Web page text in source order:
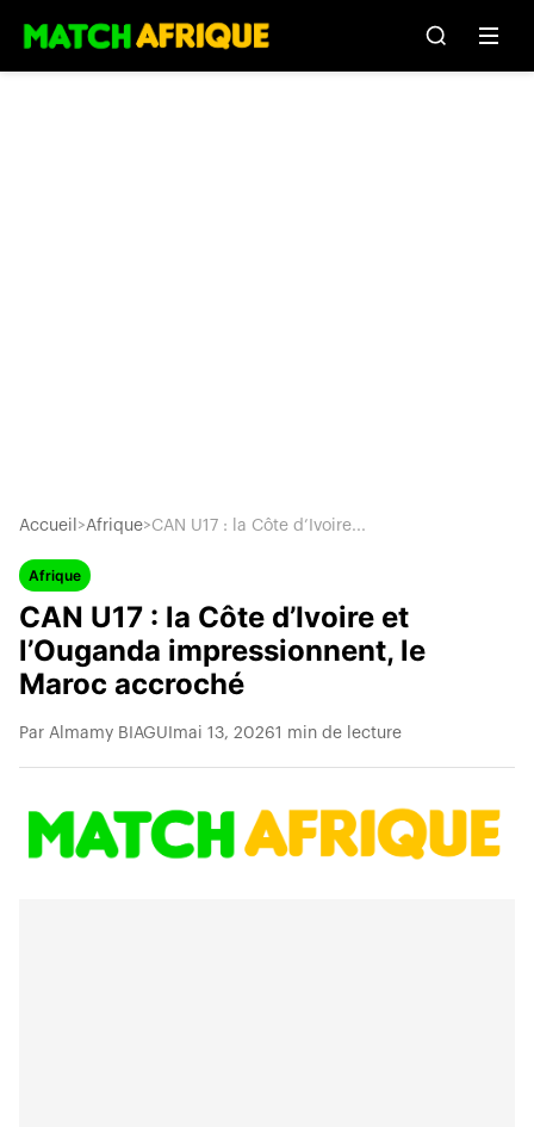
Accueil >Afrique>CAN U17 : la Côte d’Ivoire...
Afrique
CAN U17 : la Côte d’Ivoire et
l’Ouganda impressionnent, le
Maroc accroché
Par Almamy BIAGUI mai 13, 20261 min de lecture